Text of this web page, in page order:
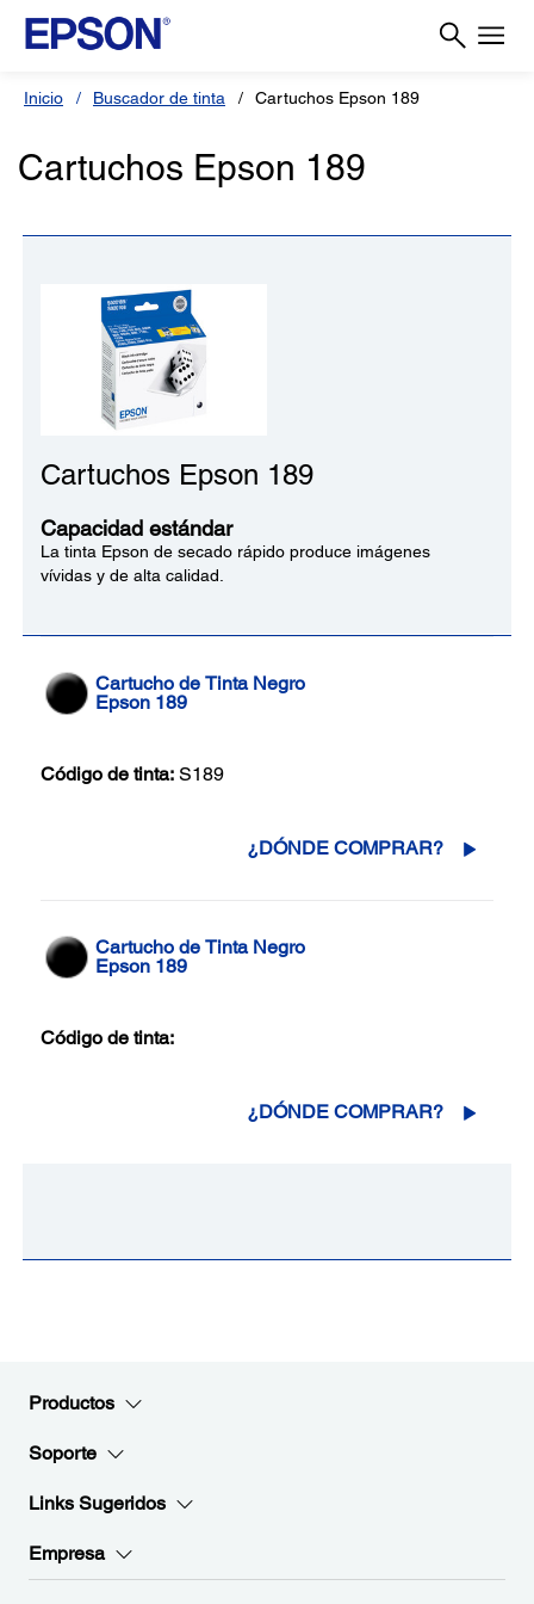
Inicio Buscador de tinta Cartuchos Epson 189
Cartuchos Epson 189
Cartuchos Epson 189
Capacidad estándar
La tinta Epson de secado rápido produce imágenes
vívidas y de alta calidad.
Cartucho de Tinta Negro
Epson 189
Código de tinta: S189
¿DÓNDE COMPRAR?
Cartucho de Tinta Negro
Epson 189
Código de tinta:
¿DÓNDE COMPRAR?
Productos
Soporte
Links Sugeridos
Empresa